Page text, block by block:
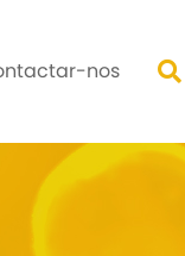
nos